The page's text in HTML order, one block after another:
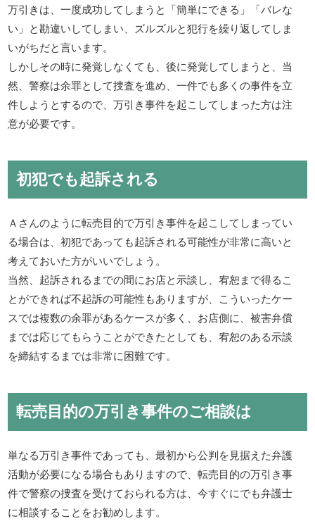
万引きは、一度成功してしまうと「簡単にできる」「バレな
い」と勘違いしてしまい、ズルズルと犯行を繰り返してしま
いがちだと言います。
しかしその時に発覚しなくても、後に発覚してしまうと、当
然、警察は余罪として捜査を進め、一件でも多くの事件を立
件しようとするので、万引き事件を起こしてしまった方は注
意が必要です。
初犯でも起訴される
Ａさんのように転売目的で万引き事件を起こしてしまってい
る場合は、初犯であっても起訴される可能性が非常に高いと
考えておいた方がいいでしょう。
当然、起訴されるまでの間にお店と示談し、宥恕まで得るこ
とができれば不起訴の可能性もありますが、こういったケー
スでは複数の余罪があるケースが多く、お店側に、被害弁償
までは応じてもらうことができたとしても、宥恕のある示談
を締結するまでは非常に困難です。
転売目的の万引き事件のご相談は
単なる万引き事件であっても、最初から公判を見据えた弁護
活動が必要になる場合もありますので、転売目的の万引き事
件で警察の捜査を受けておられる方は、今すぐにでも弁護士
に相談することをお勧めします。